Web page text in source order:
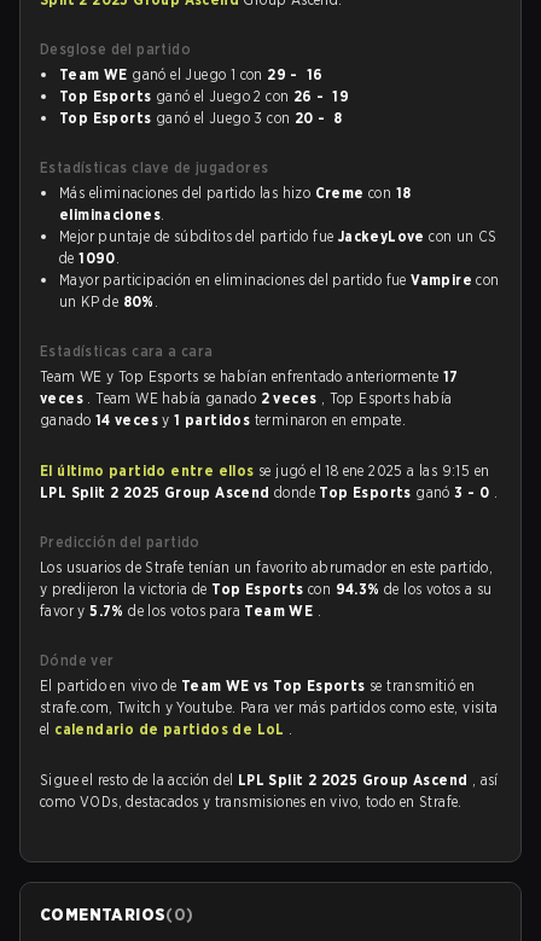
Desglose del partido
Team WE ganó el Juego 1 con 29 - 16
Top Esports ganó el Juego 2 con 26 - 19
Top Esports ganó el Juego 3 con 20 - 8
Estadísticas clave de jugadores
Más eliminaciones del partido las hizo Creme con 18
eliminaciones.
Mejor puntaje de súbditos del partido fue JackeyLove con un CS
de1090.
Mayor participación en eliminaciones del partido fueVampire con
un KP de 80% .
Estadísticas cara a cara
Team WE y Top Esports se habían enfrentado anteriormente 17
veces . Team WE había ganado 2 veces , Top Esports había
ganado 14 vecesy1 partidos terminaron en empate.
El último partido entre ellos se jugó el 18 ene 2025 a las 9:15 en
LPL Split 2 2025 Group Ascend donde Top Esports ganó3 - 0 .
Predicción del partido
Los usuarios de Strafe tenían un favorito abrumador en este partido,
y predijeron la victoria de Top Esportscon 94.3%de los votos a su
favor y5.7%de los votos para Team WE .
Dónde ver
El partido en vivo de Team WE vs Top Esports se transmitió en
strafe.com, Twitch y Youtube. Para ver más partidos como este, visita
el calendario de partidos de LoL .
Sigue el resto de la acción del LPL Split 2 2025 Group Ascend , así
como VODs, destacados y transmisiones en vivo, todo en Strafe.
COMENTARIOS(0)